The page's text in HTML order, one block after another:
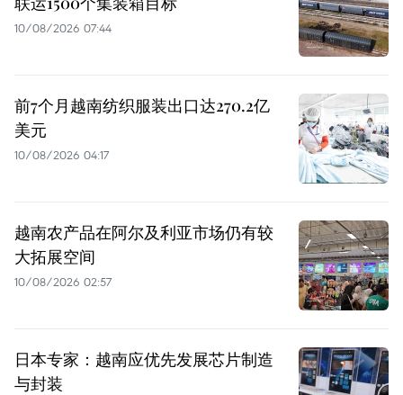
10/08/2026 07:44
前7个月越南纺织服装出口达270.2亿
美元
10/08/2026 04:17
越南农产品在阿尔及利亚市场仍有较
大拓展空间
10/08/2026 02:57
日本专家：越南应优先发展芯片制造
与封装